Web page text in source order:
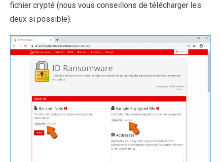
fichier crypté (nous vous conseillons de télécharger les
deux si possible).